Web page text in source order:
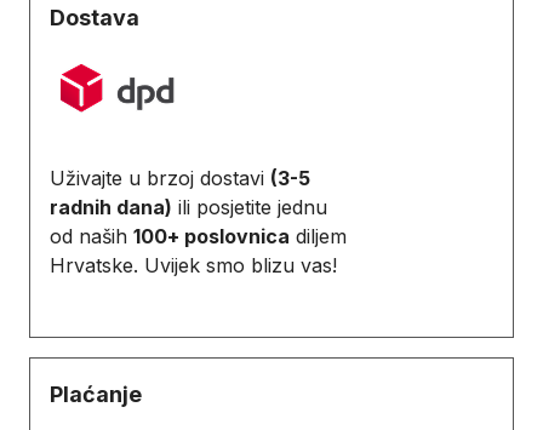
Dostava
Uživajte u brzoj dostavi (3-5
radnih dana) ili posjetite jednu
od naših 100+ poslovnica diljem
Hrvatske. Uvijek smo blizu vas!
Plaćanje